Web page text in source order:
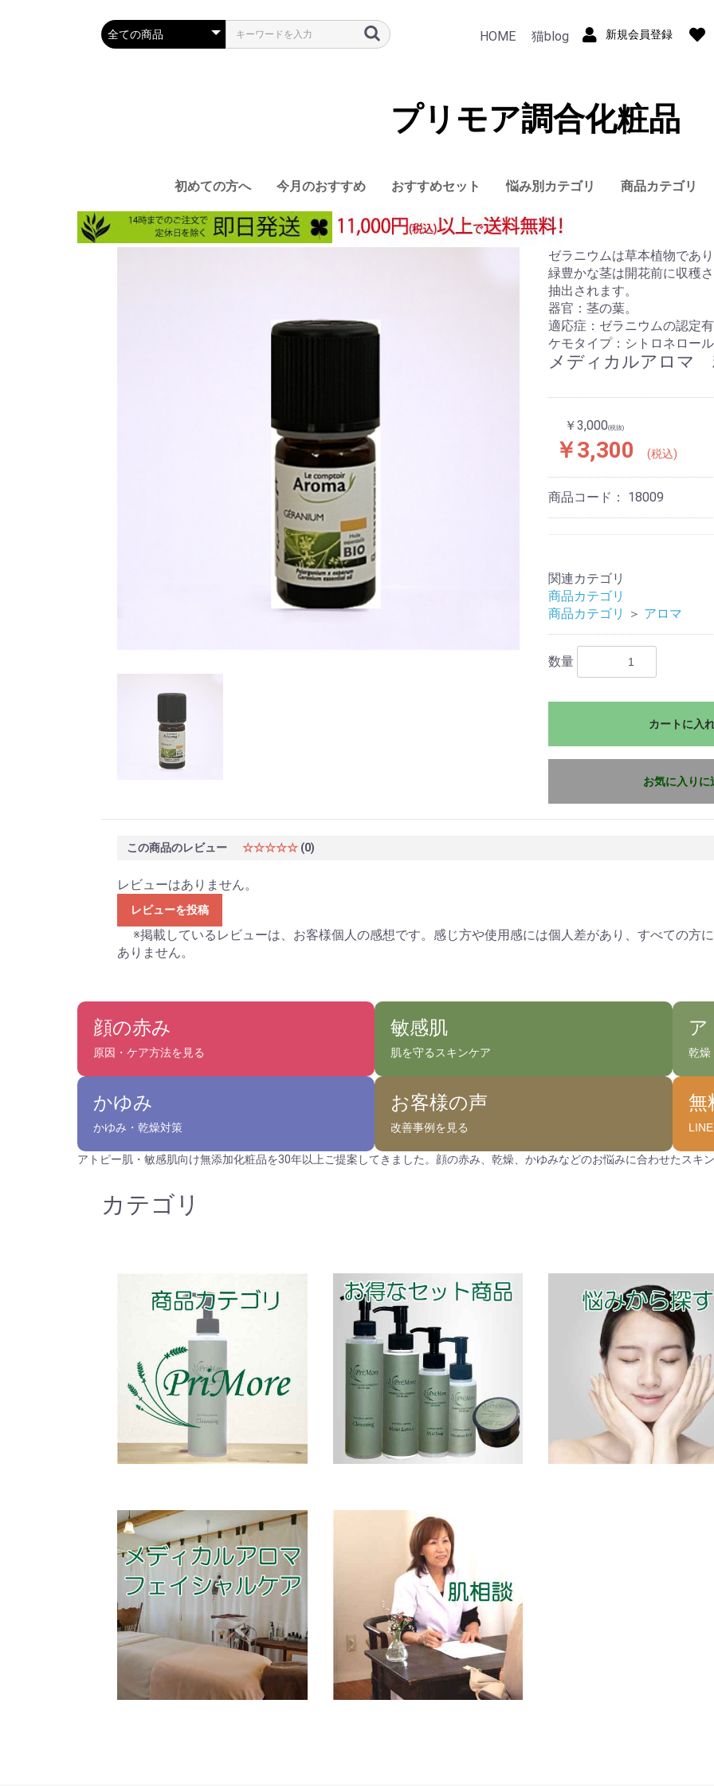
HOME 猫blog 新規会員登録
プリモア調合化粧品
初めての方へ 今月のおすすめ おすすめセット 悩み別カテゴリ
敏感肌
アトピー乾燥肌
ニキビ肌
肩こり・頭痛
商品カテゴリ
ゼラニウムは草本植物であ
緑豊かな茎は開花前に収穫
抽出されます。
器官：茎の​​葉。
適応症：ゼラニウムの認定
ケモタイプ：シトロネロー
メディカルアロマ
￥3,000(税抜)
￥3,300 (税込)
商品コード： 18009
関連カテゴリ
商品カテゴリ
商品カテゴリ
＞ アロマ
数量
カートに入
お気に入りに
この商品のレビュー ☆☆☆☆☆ (0)
レビューはありません。
レビューを投稿
※掲載しているレビューは、お客様個人の感想です。感じ方や使用感には個人差があり、すべての方
ありません。
顔の赤み
原因・ケア方法を見る
敏感肌
肌を守るスキンケア
ア
乾燥
かゆみ
かゆみ・乾燥対策
お客様の声
改善事例を見る
無
アトピー肌・敏感肌向け無添加化粧品を30年以上ご提案してきました。顔の赤み、乾燥、かゆみなどのお悩みに合わせたスキ
カテゴリ